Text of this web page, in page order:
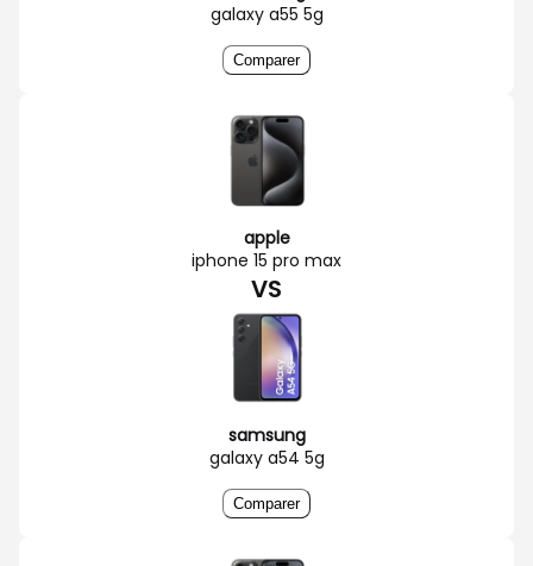
galaxy a55 5g
Comparer
apple
iphone 15 pro max
VS
samsung
galaxy a54 5g
Comparer